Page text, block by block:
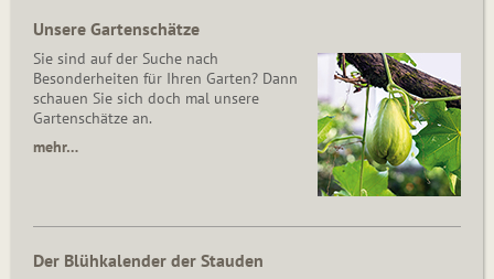
Unsere Gartenschätze
Sie sind auf der Suche nach
Besonderheiten für Ihren Garten? Dann
schauen Sie sich doch mal unsere
Gartenschätze an.
mehr…
Der Blühkalender der Stauden